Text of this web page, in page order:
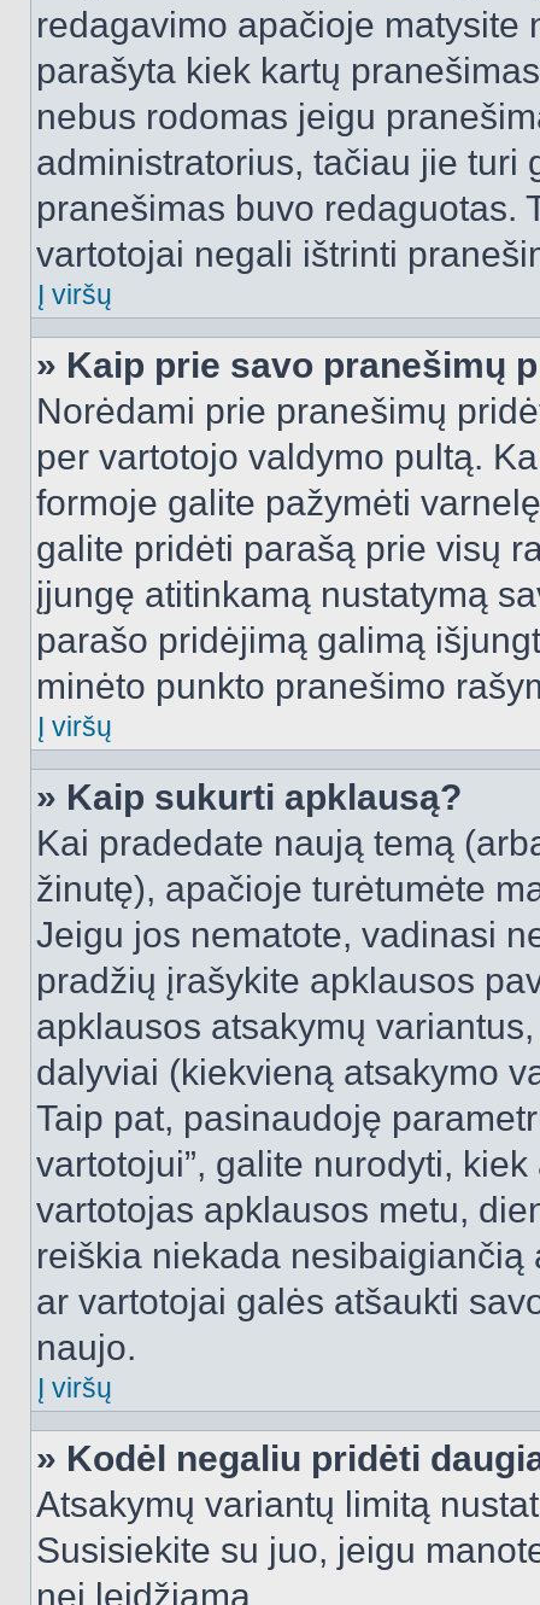
redagavimo apačioje matysite
parašyta kiek kartų
nebus rodomas jeigu
administratorius, tačiau jie turi
pranešimas buvo redaguotas.
vartotojai negali ištrinti
Į viršų
» Kaip prie savo pranešimų
Norėdami prie pranešimų
per vartotojo valdymo pultą.
formoje galite pažymėti
galite pridėti parašą prie visų
įjungę atitinkamą nustatymą
parašo pridėjimą galimą
minėto punkto pranešimo
Į viršų
» Kaip sukurti apklausą?
Kai pradedate naują temą
žinutę), apačioje turėtumėte
Jeigu jos nematote, vadinasi
pradžių įrašykite apklausos
apklausos atsakymų
dalyviai (kiekvieną atsakymo
Taip pat, pasinaudoję
vartotojui”, galite nurodyti,
vartotojas apklausos metu,
reiškia niekada
ar vartotojai galės atšaukti
naujo.
Į viršų
» Kodėl negaliu pridėti
Atsakymų variantų limitą
Susisiekite su juo, jeigu
nei leidžiama.